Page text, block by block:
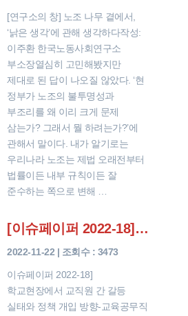
[연구소의 창] 노조 나무 곁에서,
‘낡은 생각’에 관해 생각하다작성:
이주환 한국노동사회연구소
부소장열심히 고민해봤지만
제대로 된 답이 나오질 않았다. ‘현
정부가 노조의 불투명성과
부조리를 왜 이리 크게 문제
삼는가? 그래서 뭘 하려는가?’에
관해서 말이다. 내가 알기로는
우리나라 노조는 제법 오래전부터
법률이든 내부 규칙이든 잘
준수하는 쪽으로 변해 …
[이슈페이퍼 2022-18] 학교현장에서 교직원 간 갈등 실태와 정책 개입 방향
2022-11-22 | 조회수 : 3473
이슈페이퍼 2022-18]
학교현장에서 교직원 간 갈등
실태와 정책 개입 방향-교육공무직